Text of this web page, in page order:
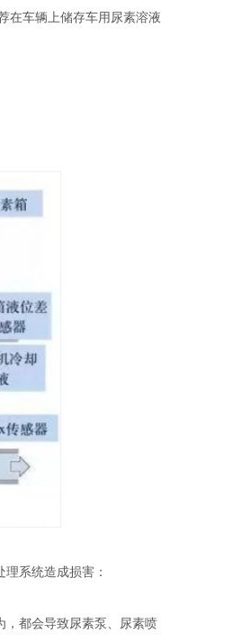
在车辆上储存车用尿素溶液
系统造成损害：
，都会导致尿素泵、尿素喷